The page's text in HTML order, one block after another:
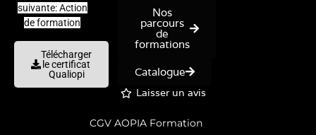
suivante: Action
de formation
Télécharger
le certificat
Qualiopi
Nos
parcours
de
formations
Catalogue
Laisser un avis
CGV AOPIA Formation